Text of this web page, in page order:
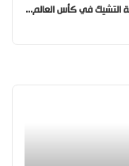
موعد مباراة كوريا الجنوبية وجمهورية التشيك في كأس العالم 2026 والقنوات الناقلة